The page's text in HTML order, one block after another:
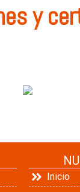
y
Inicio